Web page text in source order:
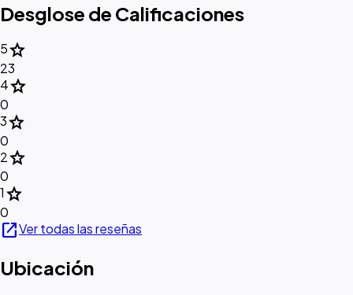
Desglose de Calificaciones
5star
23
4star
0
3star
0
2star
0
1star
0
open_in_newVer todas las reseñas
Ubicación